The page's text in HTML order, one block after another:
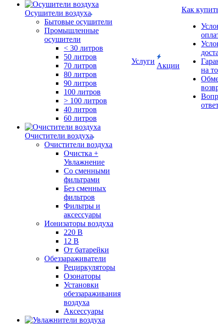
Осушители воздуха
Бытовые осушители
Промышленные
осушители
< 30 литров
50 литров
70 литров
80 литров
90 литров
100 литров
> 100 литров
40 литров
60 литров
Очистители воздуха
Очистители воздуха
Очистка +
Увлажнение
Cо сменными
фильтрами
Без сменных
фильтров
Фильтры и
аксессуары
Ионизаторы воздуха
220 В
12 В
От батарейки
Обеззараживатели
Рециркуляторы
Озонаторы
Установки
обеззараживания
воздуха
Аксессуары
Услуги
Акции
Как
на